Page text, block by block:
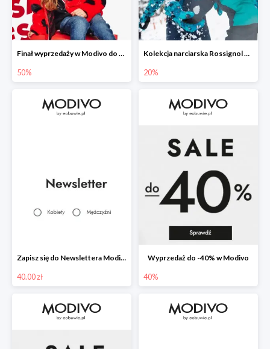
Finał wyprzedaży w Modivo do -50%
50%
Kolekcja narciarska Rossignol w Modivo do -20%
20%
Zapisz się do Newslettera Modivo i odbierz 40 zł na zakupy
40.00 zł
Wyprzedaż do -40% w Modivo
40%